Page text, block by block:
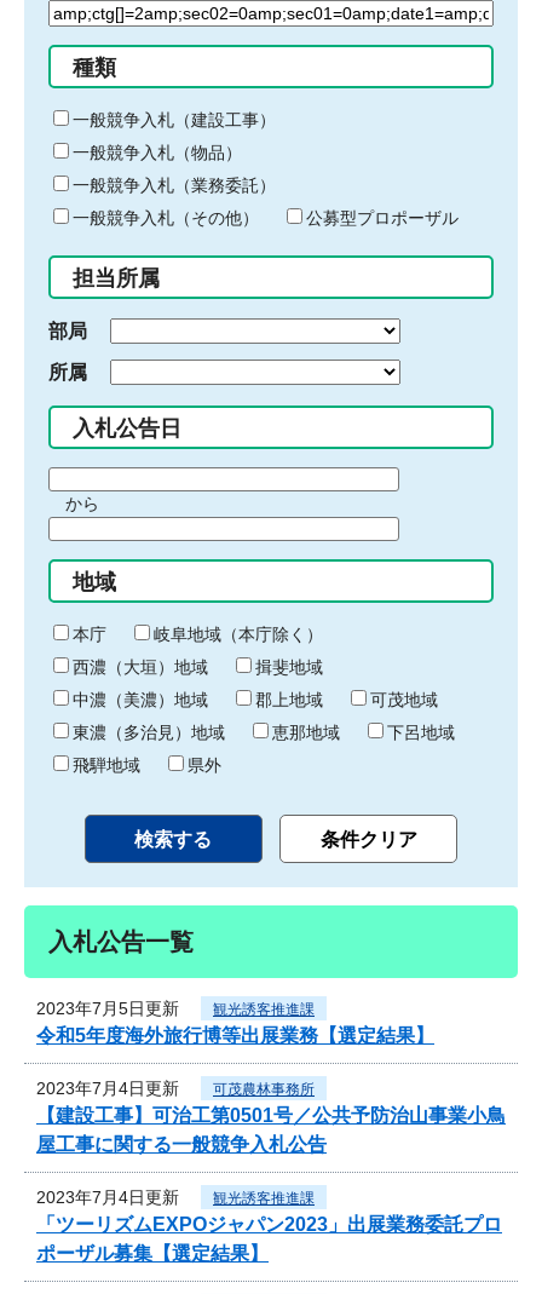
検
る
キ
ー
ワ
ー
ド
入
力
種類
一般競争入札（建設工事）
一般競争入札（物品）
一般競争入札（業務委託）
一般競争入札（その他）
公募型プロポーザル
担当所属
部局
所属
入札公告日
間
始
り
から
間
終
わ
り
地域
本庁
岐阜地域（本庁除く）
西濃（大垣）地域
揖斐地域
中濃（美濃）地域
郡上地域
可茂地域
東濃（多治見）地域
恵那地域
下呂地域
飛騨地域
県外
入札公告一覧
2023年7月5日更新 観光誘客推進課
令和5年度海外旅行博等出展業務【選定結果】
2023年7月4日更新 可茂農林事務所
【建設工事】可治工第0501号／公共予防治山事業小鳥
屋工事に関する一般競争入札公告
2023年7月4日更新 観光誘客推進課
「ツーリズムEXPOジャパン2023」出展業務委託プロ
ポーザル募集【選定結果】